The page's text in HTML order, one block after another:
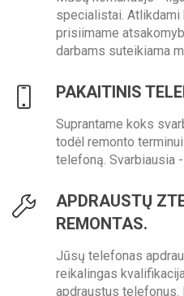
specialistai. Atlikdami
prisiimame
darbams suteikiama
PAKAITINIS
Suprantame koks
todėl remonto
telefoną. Svarbiausia
APDRAUSTŲ
REMONTAS.
Jūsų telefonas
reikalingas
apdraustus telefonus.